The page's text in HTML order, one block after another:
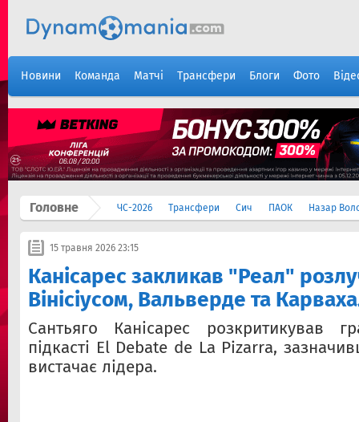
Новини Команда Матчі Трансфери Блоги Фото
Головне ЧС-2026 Трансфери Сич ПАОК Назар
15 травня 2026 23:15
Канісарес закликав "Реал"
Вінісіусом, Вальверде та
Сантьяго Канісарес розкритикував
підкасті El Debate de La Pizarra,
вистачає лідера.